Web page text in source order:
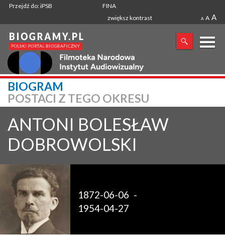
Przejdź do: iPSB
FINA
zwiększ kontrast
A A A
X
SZUKANA FRAZA
BIOGRAM
POSTACI Z TEGO OKRESU
ANTONI BOLESŁAW
DOBROWOLSKI
1872-06-06 -
1954-04-27